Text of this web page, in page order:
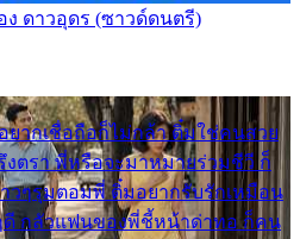
ดาวอุดร (ซาวด์ดนตรี)
ยากเชื่อถือก็ไม่กล้า ติ๋มใช่คนสวย
งตรา พี่หรือจะมาหมายร่วมชีวี ก็
วๆรุมตอมพี่ ติ๋มอยากรับรักเหมือน
ดี กลัวแฟนของพี่ชี้หน้าด่าทอ ก็คน